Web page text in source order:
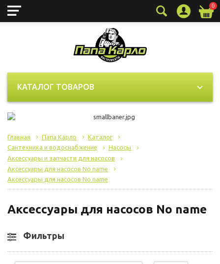
0
КАТАЛОГ ТОВАРОВ
Главная Папа Карло
Каталог
Сантехника и водоснабжение
Насосы
Аксессуары и запчасти для насосов
Аксессуары для насосов No name
Аксессуары для насосов No name
Аксессуары для насосов No name
Фильтры